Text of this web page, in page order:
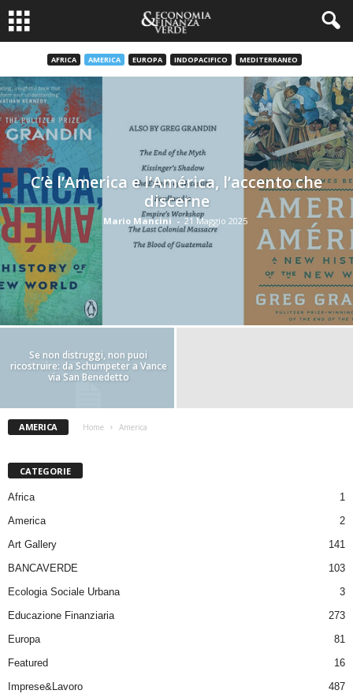
AFRICA AMERICA EUROPA INDOPACIFICO MEDITERRANEO
C’è l’America e l’América, l’accento che
discerne
Mario Mancini - 21 Maggio 2025
Se non distruggi, non puoi
ricostruire: da Schumpeter a Vance
via San Benedetto
AMERICA Home America
CATEGORIE
Africa
1
America
2
Art Gallery
141
BANCAVERDE
103
Ecologia Sociale Urbana
3
Educazione Finanziaria
273
Europa
81
Featured
16
Imprese&Lavoro
487